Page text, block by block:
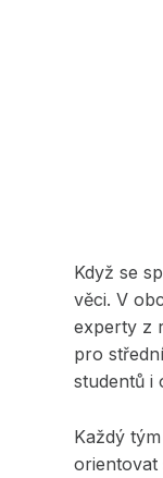
Když se
věci. V
experty z
pro
studentů i
Každý
orientovat